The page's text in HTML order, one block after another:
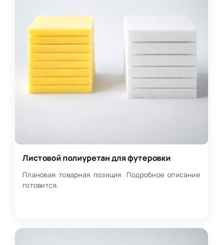
Листовой полиуретан для футеровки
Плановая товарная позиция. Подробное описание
готовится.